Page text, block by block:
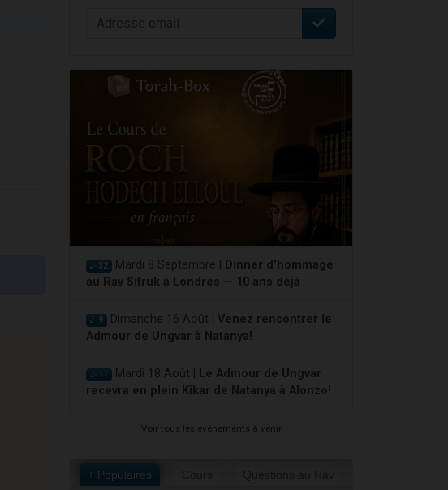
J-32 Mardi 8 Septembre |
Dinner d'hommage
au Rav Sitruk à Londres — 10 ans déjà
J-9 Dimanche 16 Août | Venez rencontrer le
Admour de Ungvar à Natanya!
J-11 Mardi 18 Août |
Le Admour de Ungvar
recevra en plein Kikar de Natanya à Alonzo!
Voir tous les événements à venir
+ Populaires